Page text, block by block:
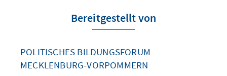
Bereitgestellt von
POLITISCHES BILDUNGSFORUM
MECKLENBURG-VORPOMMERN